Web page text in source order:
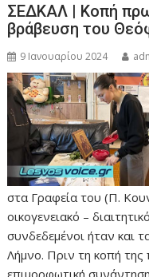
ΣΕΔΚΑΛ | Κοπή
βράβευση του
9 Ιανουαρίου 2024
στα Γραφεία του (Π.
οικογενειακό –
συνδεδεμένοι ήταν και
Λήμνο. Πριν τη κοπή της